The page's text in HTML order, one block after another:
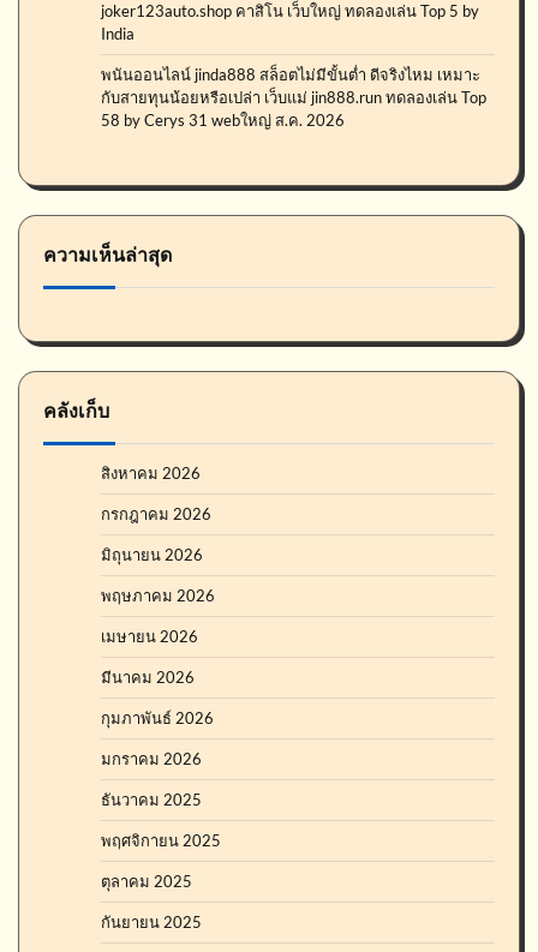
joker123auto.shop คาสิโน เว็บใหญ่ ทดลองเล่น Top 5 by
India
พนันออนไลน์ jinda888 สล็อตไม่มีขั้นต่ำ ดีจริงไหม เหมาะ
กับสายทุนน้อยหรือเปล่า เว็บแม่ jin888.run ทดลองเล่น Top
58 by Cerys 31 webใหญ่ ส.ค. 2026
ความเห็นล่าสุด
คลังเก็บ
สิงหาคม 2026
กรกฎาคม 2026
มิถุนายน 2026
พฤษภาคม 2026
เมษายน 2026
มีนาคม 2026
กุมภาพันธ์ 2026
มกราคม 2026
ธันวาคม 2025
พฤศจิกายน 2025
ตุลาคม 2025
กันยายน 2025